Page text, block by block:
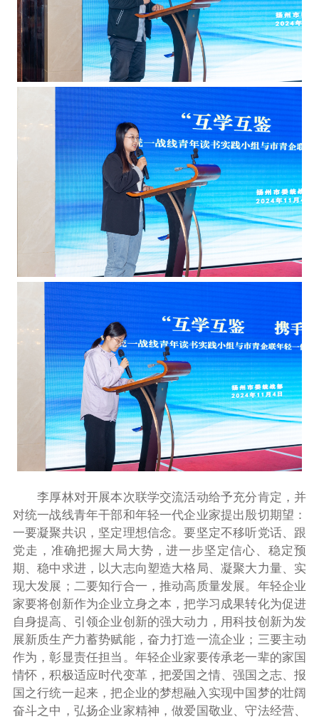
李厚林对开展本次联学交流活动给予充分肯定，并
对统一战线青年干部和年轻一代企业家提出殷切期望：
一要凝聚共识，坚定理想信念。要坚定不移听党话、跟
党走，准确把握大局大势，进一步坚定信心、稳定预
期、稳中求进，以大志向塑造大格局、凝聚大力量、实
现大发展；二要知行合一，推动高质量发展。年轻企业
家要将创新作为企业立身之本，把学习成果转化为促进
自身提高、引领企业创新的强大动力，用科技创新为发
展新质生产力蓄势赋能，奋力打造一流企业；三要主动
作为，彰显责任担当。年轻企业家要传承老一辈的家国
情怀，积极适应时代变革，把爱国之情、强国之志、报
国之行统一起来，把企业的梦想融入实现中国梦的壮阔
奋斗之中，弘扬企业家精神，做爱国敬业、守法经营、